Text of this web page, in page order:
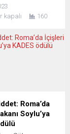
ve bunun
veren şiddet
meşgul etmeyi
Cumhurbaşkanı
uzun vadeli
kapalı
160
Roma’da
Soylu’ya